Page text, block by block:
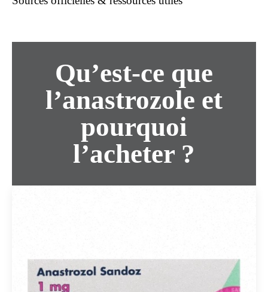
Qu’est-ce que
l’anastrozole et
pourquoi
l’acheter ?